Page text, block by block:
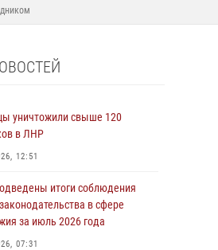
уничтожили свыше 120
в ЛНР
12:51
итоги соблюдения
в сфере
за июль 2026 года
07:31